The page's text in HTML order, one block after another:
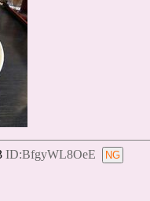
ID:BfgyWL8OeE